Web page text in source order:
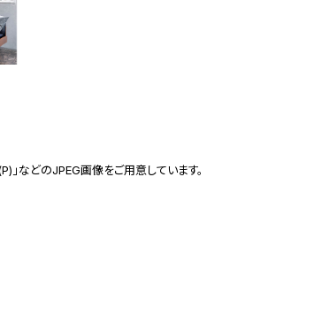
」などのJPEG画像をご用意しています。